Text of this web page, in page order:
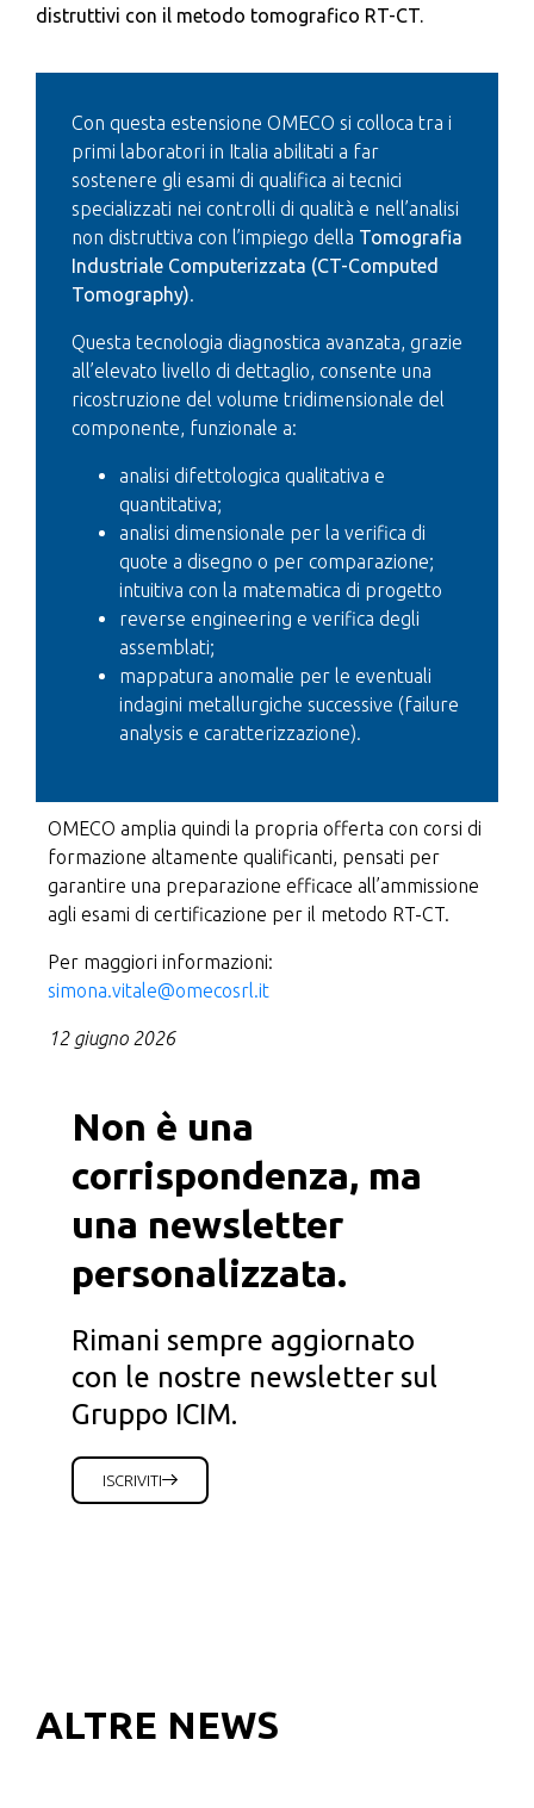
distruttivi con il metodo tomografico RT-CT.
Con questa estensione OMECO si colloca tra i
primi laboratori in Italia abilitati a far
sostenere gli esami di qualifica ai tecnici
specializzati nei controlli di qualità e nell’analisi
non distruttiva con l’impiego della Tomografia
Industriale Computerizzata (CT-Computed
Tomography).
Questa tecnologia diagnostica avanzata, grazie
all’elevato livello di dettaglio, consente una
ricostruzione del volume tridimensionale del
componente, funzionale a:
analisi difettologica qualitativa e
quantitativa;
analisi dimensionale per la verifica di
quote a disegno o per comparazione;
intuitiva con la matematica di progetto
reverse engineering e verifica degli
assemblati;
mappatura anomalie per le eventuali
indagini metallurgiche successive (failure
analysis e caratterizzazione).
OMECO amplia quindi la propria offerta con corsi di
formazione altamente qualificanti, pensati per
garantire una preparazione efficace all’ammissione
agli esami di certificazione per il metodo RT-CT.
Per maggiori informazioni:
simona.vitale@omecosrl.it
12 giugno 2026
Non è una
corrispondenza, ma
una newsletter
personalizzata.
Rimani sempre aggiornato
con le nostre newsletter sul
Gruppo ICIM.
ISCRIVITI
ALTRE NEWS